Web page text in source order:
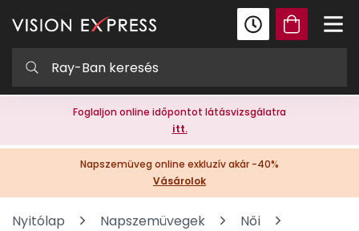
Foglaljon online időpontot látásvizsgálatra
itt.
Napszemüveg online exkluzív akár -40%
Vásárolok
Nyitólap Napszemüvegek
Női